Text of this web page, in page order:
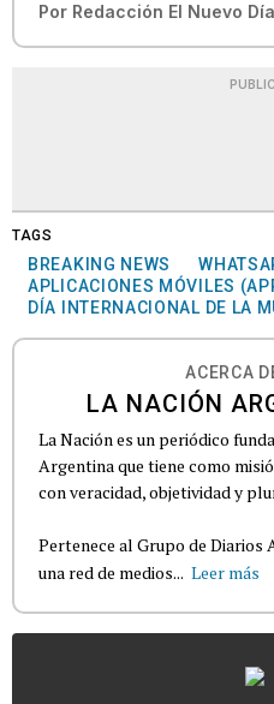
Por Redacción El Nuevo Día
TAGS
BREAKING NEWS
APLICACIONES MÓVILES
DÍA INTERNACIONAL DE LA
ACERCA
LA NACIÓN
La Nación es un periódico
Argentina que tiene como
con veracidad, objetividad y
Pertenece al Grupo de Diarios
una red de medios... Leer más